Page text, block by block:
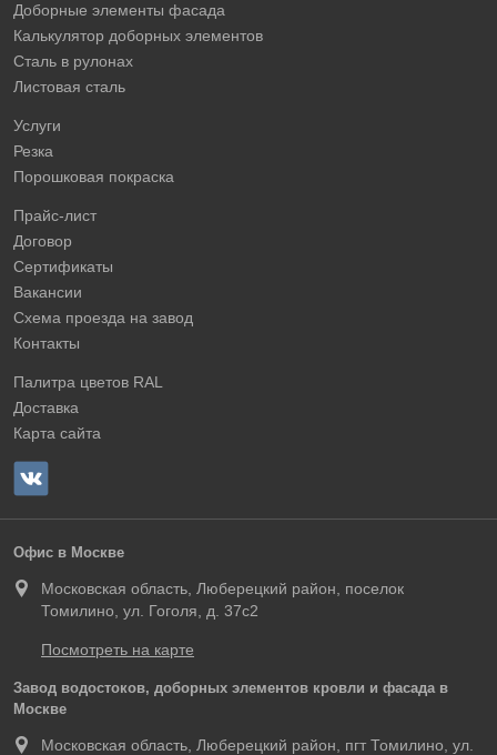
Доборные элементы фасада
Калькулятор доборных элементов
Сталь в рулонах
Листовая сталь
Услуги
Резка
Порошковая покраска
Прайс-лист
Договор
Сертификаты
Вакансии
Схема проезда на завод
Контакты
Палитра цветов RAL
Доставка
Карта сайта
Офис в Москве
Московская область, Люберецкий район, поселок
Томилино, ул. Гоголя, д. 37с2
Посмотреть на карте
Завод водостоков, доборных элементов кровли и фасада в
Москве
Московская область, Люберецкий район, пгт Томилино, ул.